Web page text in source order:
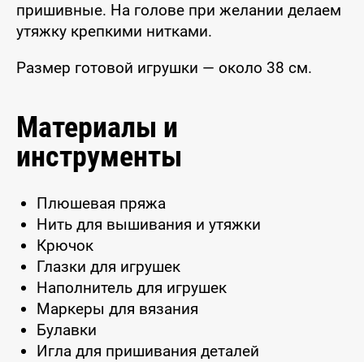
пришивные. На голове при желании делаем
утяжку крепкими нитками.
Размер готовой игрушки — около 38 см.
Материалы и
инструменты
Плюшевая пряжа
Нить для вышивания и утяжки
Крючок
Глазки для игрушек
Наполнитель для игрушек
Маркеры для вязания
Булавки
Игла для пришивания деталей